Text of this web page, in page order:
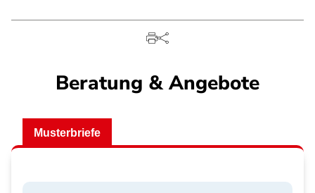
Beratung & Angebote
Musterbriefe